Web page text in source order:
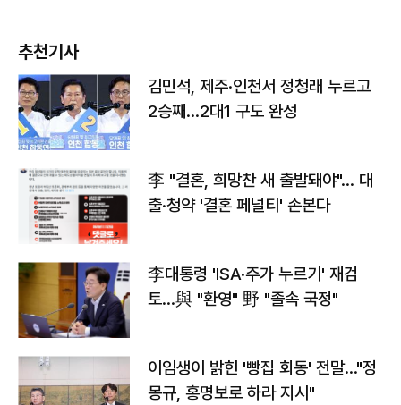
추천기사
김민석, 제주·인천서 정청래 누르고
2승째…2대1 구도 완성
李 "결혼, 희망찬 새 출발돼야"… 대
출·청약 '결혼 페널티' 손본다
李대통령 'ISA·주가 누르기' 재검
토…與 "환영" 野 "졸속 국정"
이임생이 밝힌 '빵집 회동' 전말…"정
몽규, 홍명보로 하라 지시"